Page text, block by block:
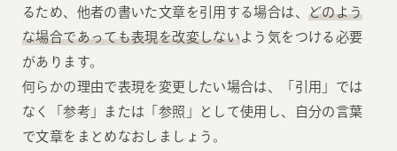
るため、他者の書いた文章を引用する場合は、 どのよう
な場合であっても表現を改変しない よう気をつける必要
があります。
何らかの理由で表現を変更したい場合は、「引用」では
なく「参考」または「参照」として使用し、自分の言葉
で文章をまとめなおしましょう。